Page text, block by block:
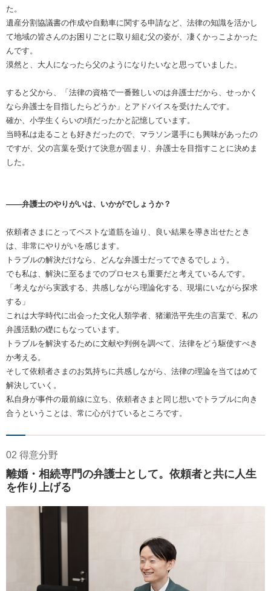
た。
遺産分割協議書の作成や自動車に関する申請など、法律の知識を活かし
て地域の皆さんのお困りごとに取り組む父の姿が、凄くかっこよかった
んです。
漠然と、大人になったら父のようになりたいなと思っていました。
すると父から、「法律の資格で一番難しいのは弁護士だから、せっかく
なら弁護士を目指したらどうか」とアドバイスを受けたんです。
確か、小学生くらいの頃だったかと記憶しています。
当時私は走ることも好きだったので、マラソン選手にも興味があったの
ですが、父の言葉を受けて決意が固まり、弁護士を目指すことに決めま
した。
――弁護士のやりがいは、いかがでしょうか？
依頼者さまにとってベストな道筋を辿り、良い結果を導き出せたとき
は、非常にやりがいを感じます。
トラブルの解決だけなら、どんな弁護士だってできるでしょう。
でも私は、解決に至るまでのプロセスも重要だと考えているんです。
「考えながら実践する、共感しながら理論化する、現場にいながら探求
する」
これは大学時代に出会った文化人類学者、猪瀬浩平先生の言葉で、私の
弁護活動の礎にもなっています。
トラブルを解決するために文献や判例を調べて、法律をどう駆使すべき
か考える。
そして依頼者さまのお気持ちに共感しながら、法律の理論を当てはめて
解決していく。
私自身が事件の最前線に立ち、依頼者さまと同じ想いでトラブルに向き
合うということは、常に心がけているところです。
02 得意分野
離婚・相続専門の弁護士として。依頼者と共に人生
を作り上げる